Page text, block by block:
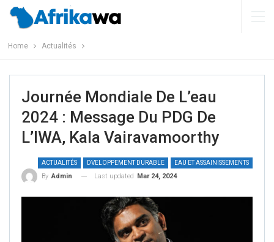
Home Actualités
Journée Mondiale De L’eau
2024 : Message Du PDG De
L’IWA, Kala Vairavamoorthy
ACTUALITÉS DVELOPPEMENT DURABLE EAU ET ASSAINISSEMENTS
By Admin Last updated Mar 24, 2024